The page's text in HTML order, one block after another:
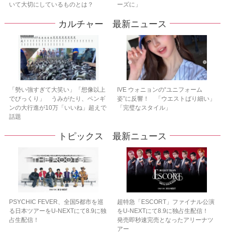
いて大切にしているものとは？
ーズに」
カルチャー 最新ニュース
「勢い強すぎて大笑い」「想像以上
でびっくり」 うみがたり、ペンギ
ンの大行進が10万「いいね」超えで
話題
IVE ウォニョンの“ユニフォーム
姿”に反響！ 「ウエストばり細い」
「完璧なスタイル」
トピックス 最新ニュース
PSYCHIC FEVER、全国5都市を巡
る日本ツアーをU‐NEXTにて8.9に独
占生配信！
超特急「ESCORT」ファイナル公演
をU-NEXTにて8.9に独占生配信！
発売即秒速完売となったアリーナツ
アー